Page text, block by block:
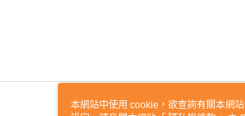
本網站中使用 cookie，欲查詢有關本網